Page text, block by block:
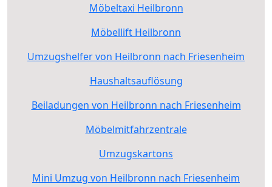
Möbeltaxi Heilbronn
Möbellift Heilbronn
Umzugshelfer von Heilbronn nach Friesenheim
Haushaltsauflösung
Beiladungen von Heilbronn nach Friesenheim
Möbelmitfahrzentrale
Umzugskartons
Mini Umzug von Heilbronn nach Friesenheim